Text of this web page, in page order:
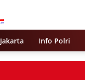
Jakarta Info Polri